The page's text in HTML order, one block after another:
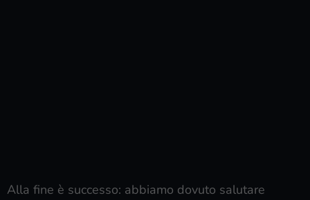
Alla fine è successo: abbiamo dovuto salutare